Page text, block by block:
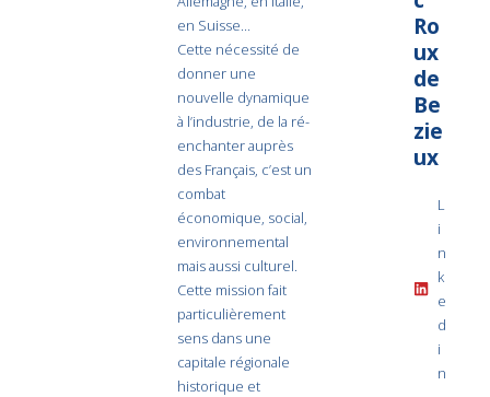
en Suisse…
Cette nécessité de
donner une
nouvelle dynamique
à l’industrie, de la ré-
enchanter auprès
des Français, c’est un
combat
économique, social,
environnemental
mais aussi culturel.
Cette mission fait
particulièrement
sens dans une
capitale régionale
historique et
Ro
ux
de
Be
zie
ux
L
i
n
k
e
d
i
n